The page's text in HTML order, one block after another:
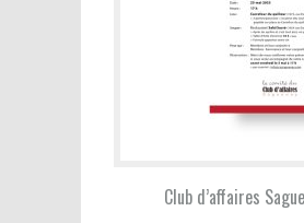
Club d’affaires